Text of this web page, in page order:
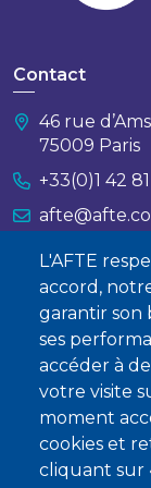
L'AFTE
accord,
garantir son
ses
accéder à
votre visite
moment
cookies et
cliquant sur
les entreprises
l’administration
pas
vente B2B
d’achat
Calendrier
pour la
spécificité.
décade,
entre le
reportées
ainsi de
vont donc
Contact
46 rue
75009 Paris
+33(0)1 42
Nous
À propos
Qui sommes-
Devenir